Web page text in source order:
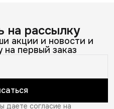
на рассылку
акции и новости и
на первый заказ
даете согласие на